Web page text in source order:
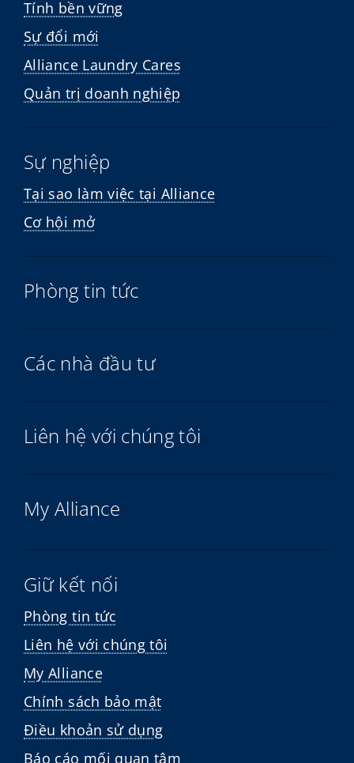
Tính bền vững
Sự đổi mới
Alliance Laundry Cares
Quản trị doanh nghiệp
Sự nghiệp
Tại sao làm việc tại Alliance
Cơ hội mở
Phòng tin tức
Các nhà đầu tư
Liên hệ với chúng tôi
My Alliance
Giữ kết nối
Phòng tin tức
Liên hệ với chúng tôi
My Alliance
Chính sách bảo mật
Điều khoản sử dụng
Báo cáo mối quan tâm